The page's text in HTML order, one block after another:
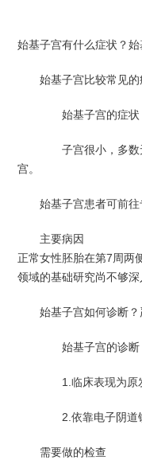
始基子宫有什么症状？
始基子宫比较常见的
始基子宫的症状
子宫很小，多数无
宫。
始基子宫患者可前
主要病因
正常女性胚胎在第7周两
领域的基础研究尚不够深
始基子宫如何诊断
始基子宫的诊断
1.临床表现为原发
2.依靠电子阴道镜
需要做的检查